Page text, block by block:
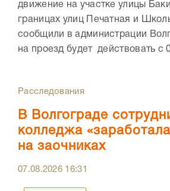
движение на участке улицы
границах улиц Печатная и
сообщили в администрации
на проезд будет действовать с
Расследования
В Волгограде
колледжа
на заочниках
07.08.2026 16:31